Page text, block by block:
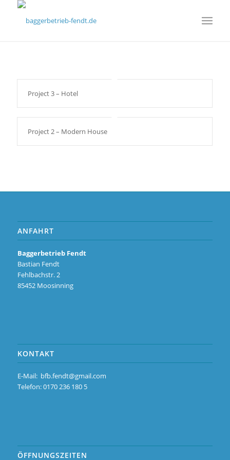
Project 3 – Hotel
Project 2 – Modern House
ANFAHRT
Baggerbetrieb Fendt
Bastian Fendt
Fehlbachstr. 2
85452 Moosinning
KONTAKT
E-Mail: bfb.fendt@gmail.com
Telefon: 0170 236 180 5
ÖFFNUNGSZEITEN